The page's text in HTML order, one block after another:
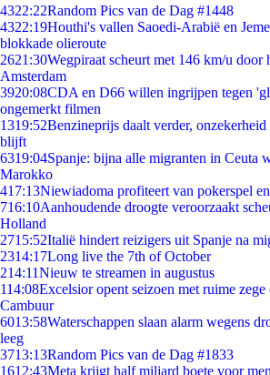
4322:22Random Pics van de Dag #1448
4322:19Houthi's vallen Saoedi-Arabië en
blokkade olieroute
2621:30Wegpiraat scheurt met 146 km/u door
Amsterdam
3920:08CDA en D66 willen ingrijpen tegen
ongemerkt filmen
1319:52Benzineprijs daalt verder,
blijft
6319:04Spanje: bijna alle migranten in Ceuta
Marokko
417:13Niewiadoma profiteert van pokerspel
716:10Aanhoudende droogte veroorzaakt
Holland
2715:52Italië hindert reizigers uit Spanje na
2314:17Long live the 7th of October
214:11Nieuw te streamen in augustus
114:08Excelsior opent seizoen met ruime
Cambuur
6013:58Waterschappen slaan alarm wegens
leeg
3713:13Random Pics van de Dag #1833
1612:43Meta krijgt half miljard boete voor